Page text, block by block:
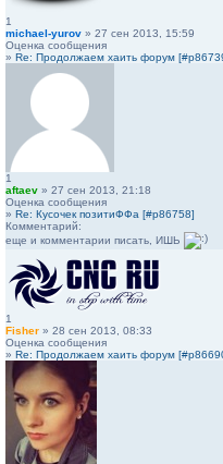
1
michael-yurov » 27 сен 2013, 15:59
Оценка сообщения
» Re: Продолжаем хаить форум
1
aftaev » 27 сен 2013, 21:18
Оценка сообщения
» Re: Кусочек позитиФФа [#p86758]
Комментарий:
еще и комментарии писать, ИШЬ
1
Fisher » 28 сен 2013, 08:33
Оценка сообщения
» Re: Продолжаем хаить форум